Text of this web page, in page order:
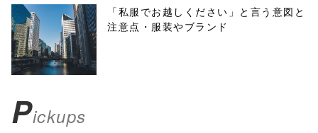
menubar=no,
toolbar=no,
scrollbars=yes'
false;"> シェア
「私服でお越しください」と言う意図と
注意点・服装やブランド
Pickups